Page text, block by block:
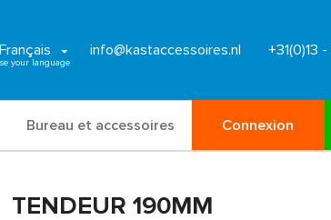
Français info@kastaccessoires.nl +31(0)13
Bureau et accessoires Connexion
TENDEUR 190MM